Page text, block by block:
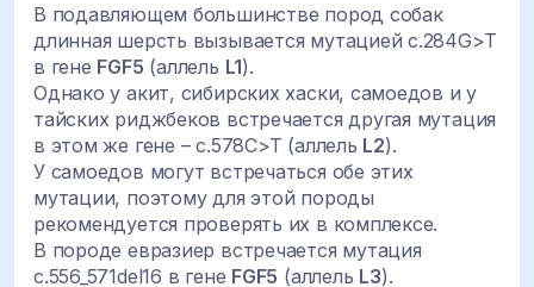
В подавляющем большинстве пород собак
длинная шерсть вызывается мутациейc.284G>T
в гене FGF5 (аллель L1).
Однако у акит, сибирских хаски, самоедов и у
тайских риджбеков встречается другая мутация
в этом же гене –c.578C>T (аллель L2).
У самоедов могут встречаться обе этих
мутации, поэтому для этой породы
рекомендуется проверять их в комплексе.
В породе евразиер встречается мутация
c.556_571del16 в гене FGF5 (аллель L3).